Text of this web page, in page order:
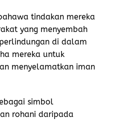
tindakan mereka
yang menyembah
di dalam
mereka untuk
menyelamatkan iman
simbol
rohani daripada